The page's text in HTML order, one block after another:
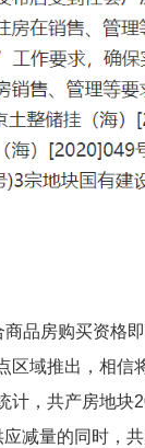
商品房购买资格
区域推出，相信
计，共产房地块
应减量的同时，